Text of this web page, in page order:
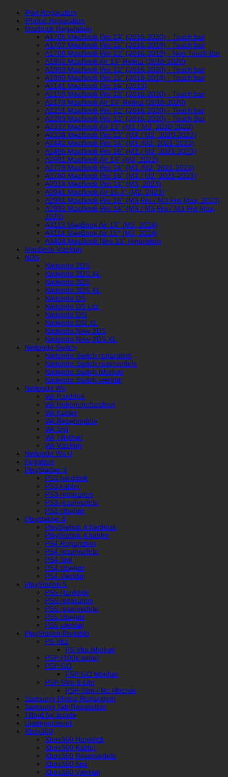
iPad Reparation
iPhone Reparation
Macbook Reparation
A1706 MacBook Pro 13" (2016-2020) - Touch bar
A1707 MacBook Pro 15" (2016-2019) - Touch bar
A1708 MacBook Pro 13" (2016-2019) - Non Touch Bar
A1932 MacBook Air 13" Retina (2018-2020)
A1989 MacBook Pro 13" (2016-2020) - Touch bar
A1990 MacBook Pro 15" (2018-2019) - Touch bar
A2141 MacBook Pro 16" (2019)
A2159 MacBook Pro 13" (2016-2020) - Touch bar
A2179 MacBook Air 13" Retina (2018-2020)
A2251 MacBook Pro 13" (2016-2020) - Touch bar
A2289 MacBook Pro 13" (2016-2020) - Touch Bar
A2337 MacBook Air 13" (M1 / M2, 2020-2022)
A2338 MacBook Pro 13" (M1 / M2, 2020-2022)
A2442 MacBook Pro 14" (M1 /M2, 2021-2023)
A2485 MacBook Pro 16" (M1 / M2, 2021-2023)
A2681 MacBook Air 13" (M2, 2022)
A2779 MacBook Pro 14" (M1 /M2, 2021-2023)
A2780 MacBook Pro 16" (M1 / M2, 2021-2023)
A2918 MacBook Pro 14" (M3, 2023)
A2941 MacBook Air 15.3" (M2, 2023)
A2991 MacBook Pro 16" (M3 Pro / M3 Pro Max, 2023)
A2992 MacBook Pro 14" (M3 / M3 Pro / M3 Pro Max,
2023)
A3113 MacBook Air 13" (M3, 2024)
A3114 MacBook Air 15″ (M3, 2024)
A3404 MacBook Neo 13" reparation
MacBook Værktøj
NDS
Nintendo 2DS
Nintendo 2DS XL
Nintendo 3DS
Nintendo 3DS XL
Nintendo DS
Nintendo DS Lite
Nintendo DSi
Nintendo DSi XL
Nintendo New 3DS
Nintendo New 3DS XL
Nintendo Switch
Nintendo Switch reparation
Nintendo Switch reservedele
Nintendo Switch tilbehør
Nintendo Switch værktøj
Nintendo Wii
Wii Harddisk
Wii Hukommelseskort
Wii Kabler
Wii Reservedele
Wii Spil
Wii Tilbehør
Wii Værktøj
Nintendo Wii U
Pegatron
PlayStation 3
PS3 harddisk
PS3 kabler
PS3 reparation
PS3 reservedele
PS3 tilbehør
Playstation 4
PlayStation 4 harddisk
PlayStation 4 kabler
PS4 Reparation
PS4 reservedele
PS4 Spil
PS4 tilbehør
PS4 Værktøj
PlayStation 5
PS5 Harddisk
PS5 reparation
PS5 reservedele
PS5 tilbehør
PS5 værktøj
PlayStation Portable
PS Vita
PS Vita tilbehør
PSP (100x serie)
PSP GO
PSP GO tilbehør
PSP Slim & Lite
PSP Slim / lite tilbehør
Samsung Phone Reparation
Samsung Tab Reparation
Tilbud for kunde
Ukategoriseret
Xbox360
Xbox360 Harddisk
Xbox360 Kabler
Xbox360 Reservedele
Xbox360 Spil
Xbox360 Værktøj